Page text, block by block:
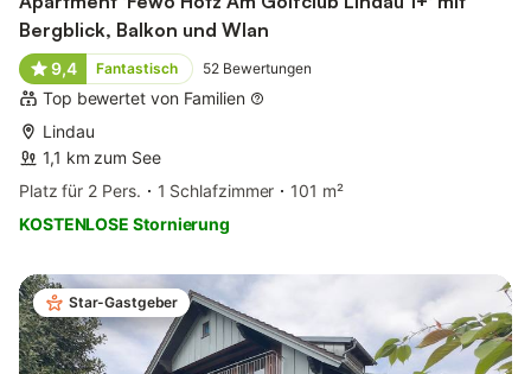
Bergblick, Balkon und Wlan
9,4 Fantastisch 52 Bewertungen
Top bewertet von Familien
Lindau
1,1 km zum See
Platz für 2 Pers.
1 Schlafzimmer
101 m²
KOSTENLOSE Stornierung
Star-Gastgeber